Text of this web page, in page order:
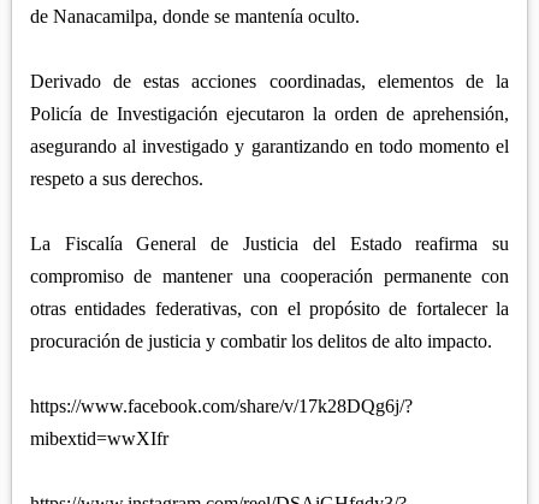
de Nanacamilpa, donde se mantenía oculto.
Derivado de estas acciones coordinadas, elementos de la
Policía de Investigación ejecutaron la orden de aprehensión,
asegurando al investigado y garantizando en todo momento el
respeto a sus derechos.
La Fiscalía General de Justicia del Estado reafirma su
compromiso de mantener una cooperación permanente con
otras entidades federativas, con el propósito de fortalecer la
procuración de justicia y combatir los delitos de alto impacto.
https://www.facebook.com/share/v/17k28DQg6j/?
mibextid=wwXIfr